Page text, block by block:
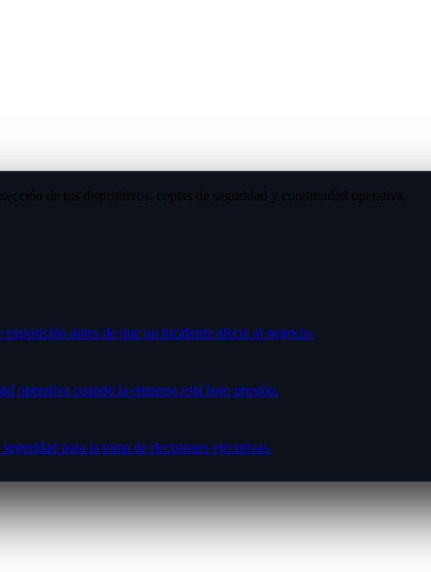
de tus dispositivos, copias de seguridad y continuidad operativa.
antes de que un incidente afecte al negocio.
operativa cuando la empresa está bajo presión.
para la toma de decisiones ejecutivas.